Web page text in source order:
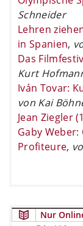
Schneider
Lehren
in Spanien,
Das
Kurt
Iván Tovar:
von Kai
Jean Ziegler
Gaby
Profiteure,
Nur